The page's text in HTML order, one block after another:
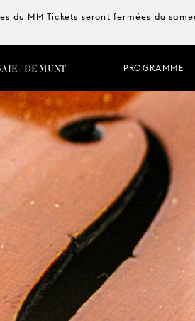
du MM Tickets seront fermées du
/ DE MUNT PROGRAMME